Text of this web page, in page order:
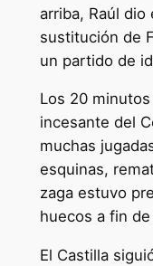
arriba, Raúl dio
sustitución de
un partido de
Los 20
incesante del
muchas
esquinas,
zaga estuvo
huecos a fin
El Castilla